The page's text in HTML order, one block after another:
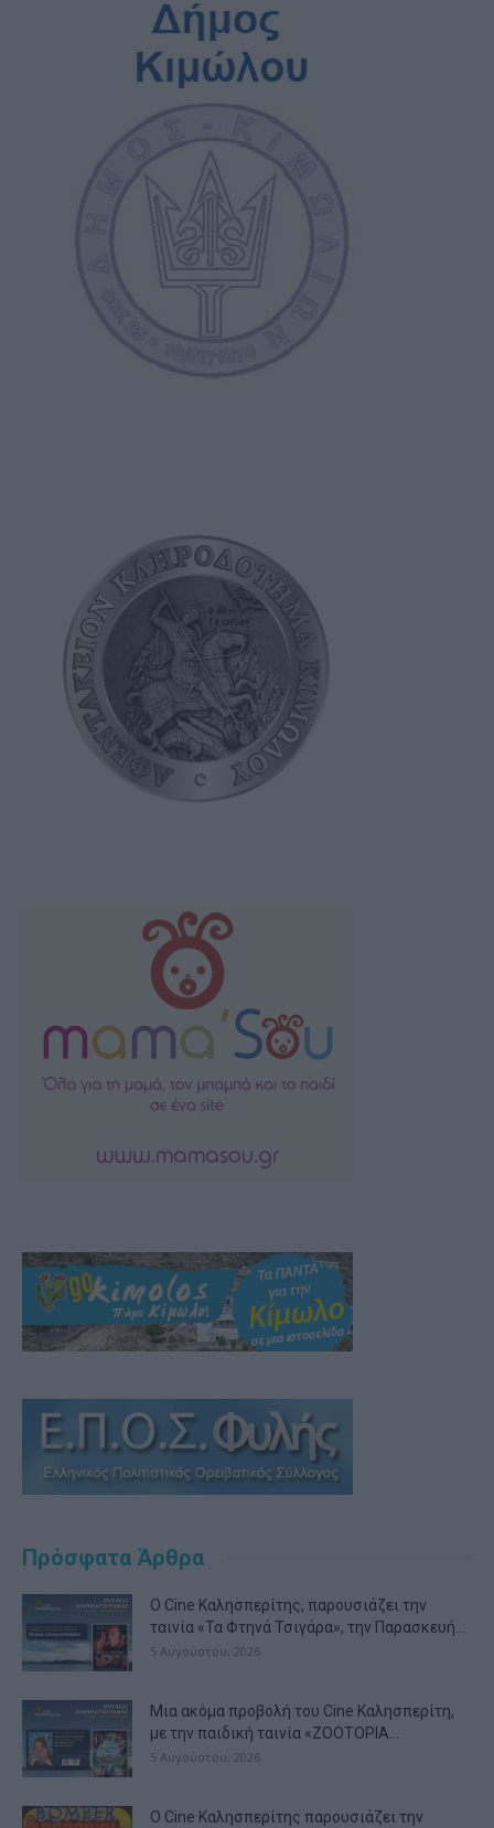
Πρόσφατα Άρθρα
Ο Cine Καλησπερίτης, παρουσιάζει την
ταινία «Τα Φτηνά Τσιγάρα», την Παρασκευή...
5 Αυγούστου, 2026
Μια ακόμα προβολή του Cine Καλησπερίτη,
με την παιδική ταινία «ZOOTOPIA...
5 Αυγούστου, 2026
Ο Cine Καλησπερίτης παρουσιάζει την